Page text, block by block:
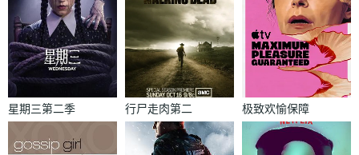
星期三第二季
行尸走肉第二
极致欢愉保障